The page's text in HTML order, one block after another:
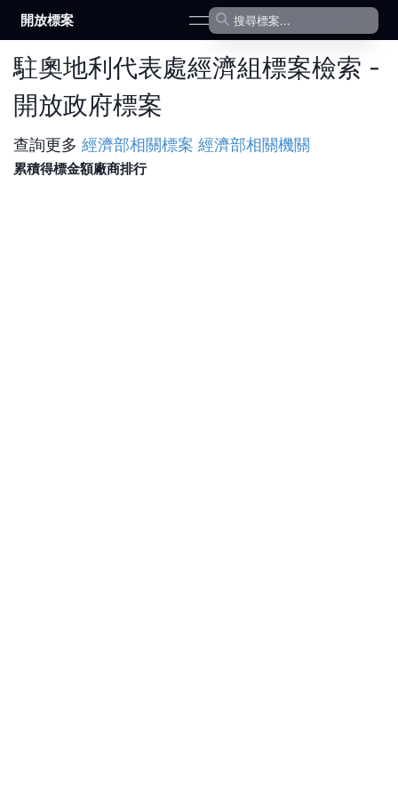
開放標案 open navigation menu
駐奧地利代表處經濟組標案檢索 -
開放政府標案
查詢更多 經濟部相關標案 經濟部相關機關
累積得標金額廠商排行